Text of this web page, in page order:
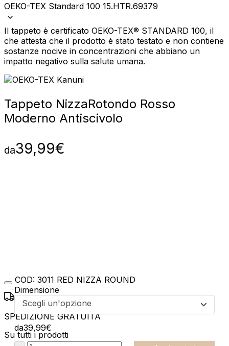
OEKO-TEX Standard 100 15.HTR.69379
Il tappeto è certificato OEKO-TEX® STANDARD 100, il
che attesta che il prodotto è stato testato e non contiene
sostanze nocive in concentrazioni che abbiano un
impatto negativo sulla salute umana.
Tappeto NizzaRotondo Rosso
Moderno Antiscivolo
da39,99€
Dimensione
Scegli un'opzione
da39,99€
COD: 3011 RED NIZZA ROUND
SPEDIZIONE GRATUITA
Su tutti i prodotti